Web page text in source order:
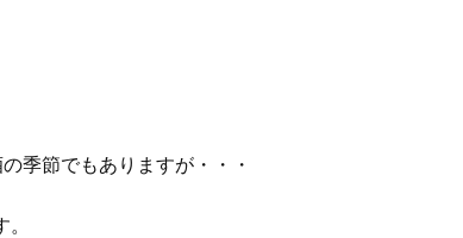
季節でもありますが・・・